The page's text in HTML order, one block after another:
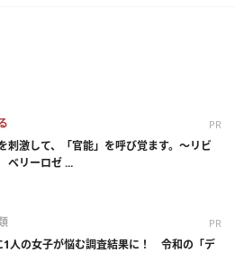
PR
刺激して、「官能」を呼び覚ます。～リビ
ベリーロゼ ...
PR
1人の女子が悩む調査結果に！ 令和の「デ